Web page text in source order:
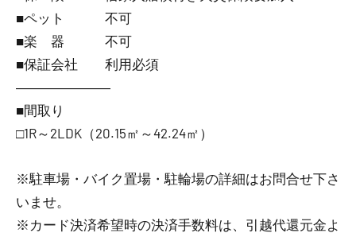
■ペット 不可
■楽 器 不可
■保証会社 利用必須
―――――――
■間取り
□1R～2LDK（20.15㎡～42.24㎡）
※駐車場・バイク置場・駐輪場の詳細はお問合せ下さ
いませ。
※カード決済希望時の決済手数料は、引越代還元金よ